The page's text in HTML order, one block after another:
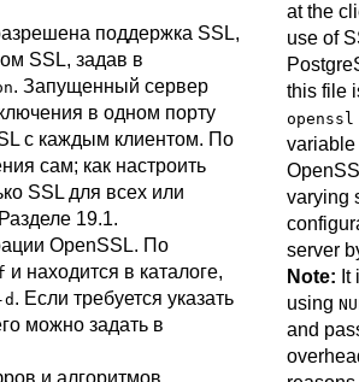
поддержка SSL,
SSL, задав в
. Запущенный сервер
в одном порту
с каждым клиентом. По
сам; как настроить
SSL для всех или
Разделе 19.1.
OpenSSL. По
и находится в каталоге,
. Если требуется указать
можно задать в
и алгоритмов
at the
use of
this file
variable
varying
server
Note:
using
and